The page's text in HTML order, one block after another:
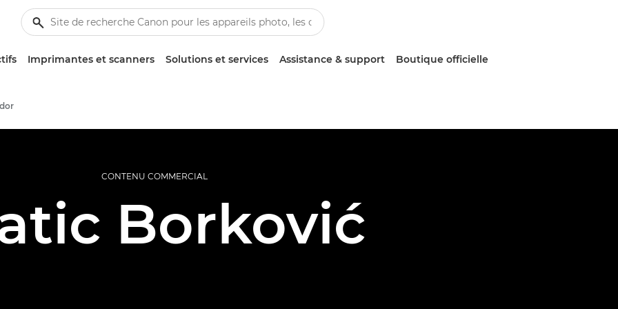
Imprimantes et scanners Solutions et services Assistance & support Boutique officielle
CONTENU COMMERCIAL
Borković